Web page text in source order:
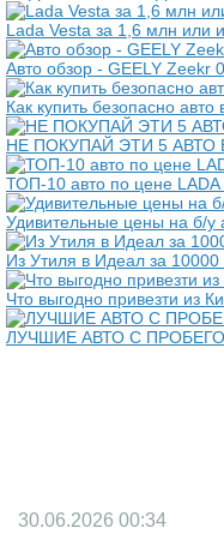
Lada Vesta за 1,6 млн или
Авто обзор - GEELY Zeekr
Как купить безопасно
НЕ ПОКУПАЙ ЭТИ 5 АВТО В
ТОП-10 авто по цене LADA
Удивительные цены на б/у
Из Утиля в Идеал за 10000
Что выгодно привезти из
ЛУЧШИЕ АВТО С
30.06.2026 00:34